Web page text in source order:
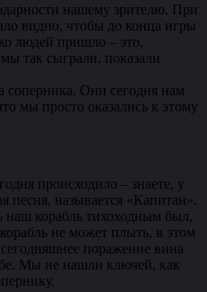
нашему зрителю. При
видно, чтобы до конца игры
людей пришло – это,
так сыграли, показали
соперника. Они сегодня нам
мы просто оказались к этому
происходило – знаете, у
песня, называется «Капитан».
наш корабль тихоходным был,
не может плыть, в этом
поражение вина
Мы не нашли ключей, как